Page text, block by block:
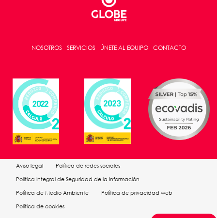
NOSOTROS SERVICIOS ÚNETE AL EQUIPO CONTACTO
Aviso legal
Política de redes sociales
Política Integral de Seguridad de la Información
Política de Medio Ambiente
Política de privacidad web
Política de cookies